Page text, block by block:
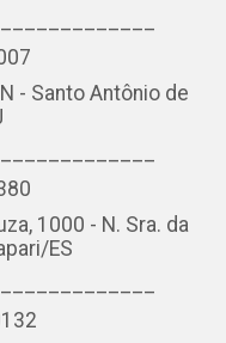
- Santo Antônio de
1000 - N. Sra. da
ES